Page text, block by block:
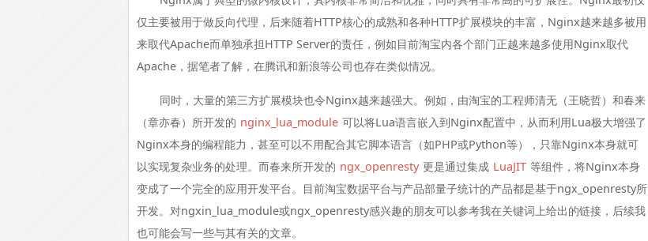
仅主要被用于做反向代理，后来随着HTTP核心的成熟和各种HTTP扩展模块的丰富，Nginx越来越多被用
来取代Apache而单独承担HTTP Server的责任，例如目前淘宝内各个部门正越来越多使用Nginx取代
Apache，据笔者了解，在腾讯和新浪等公司也存在类似情况。
同时，大量的第三方扩展模块也令Nginx越来越强大。例如，由淘宝的工程师清无（王晓哲）和春来
（章亦春）所开发的 nginx_lua_module 可以将Lua语言嵌入到Nginx配置中，从而利用Lua极大增强了
Nginx本身的编程能力，甚至可以不用配合其它脚本语言（如PHP或Python等），只靠Nginx本身就可
以实现复杂业务的处理。而春来所开发的 ngx_openresty 更是通过集成 LuaJIT 等组件，将Nginx本身
变成了一个完全的应用开发平台。目前淘宝数据平台与产品部量子统计的产品都是基于ngx_openresty所
开发。对ngxin_lua_module或ngx_openresty感兴趣的朋友可以参考我在关键词上给出的链接，后续我
也可能会写一些与其有关的文章。